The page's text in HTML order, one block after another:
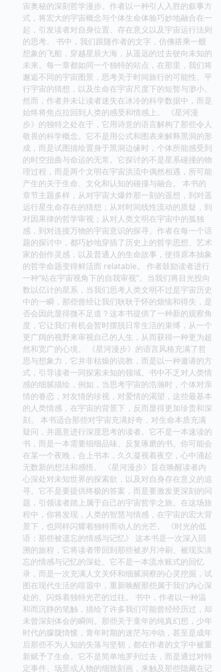
宙奥秘的深刻哲学漫步。作者以一种引人入胜的叙事方
式，将宏大的宇宙概念与个体生命体验巧妙地融合在一
起，引发读者对自身位置、存在意义以及宇宙运行法则
的思考。 书中，我们跟随作者的文字，仿佛搭乘一艘
想象的飞船，穿越星辰大海，从遥远的过去驶向未知的
未来。每一章都如同一个独特的站点，在那里，我们将
邂逅不同的宇宙图景，思考关于时间旅行的可能性、平
行宇宙的猜想，以及生命在宇宙尺度下的短暂与渺小。
然而，作者并未让读者迷失在冰冷的科学数据中，而是
始终将焦点拉回到人类的感受和情感上。 《星河漫
步》的独特之处在于，它用诗意的语言解构了那些令人
敬畏的科学概念。它不是用公式和图表来解释黑洞的形
成，而是试图描绘置身于黑洞边缘时，个体所能感受到
的时空扭曲与命运的无常。它探讨的不是星系碰撞的物
理过程，而是两个文明在宇宙洪流中偶然相遇，所可能
产生的关于生命、文化和认知的碰撞与融合。 本书的
章节主题多样，从对宇宙大爆炸那一刻的遥想，到对遥
远行星生命存在的猜想；从对时间线性流动的质疑，到
对因果律的哲学审视；从对人类文明在宇宙中的孤独
感，到对连接万物的宇宙意识的探寻。作者在每一个话
题的探讨中，都巧妙地穿插了历史上的哲学思想、艺术
家的创作灵感，以及普通人的生命故事，使得原本抽象
的哲学命题变得鲜活而 relatable。 作者鼓励读者进行
一种“站在宇宙视角下的自我审视”。当我们将目光投向
数以亿计的星系，当我们思考人类文明不过是宇宙历史
中的一瞬，那些曾经让我们耿耿于怀的烦恼和得失，是
否会因此显得微不足道？这本书提供了一种新的观察角
度，它让我们有机会暂时摆脱日常生活的束缚，从一个
更广阔的视野来审视自己的人生，从而获得一种更为超
然和宽广的心境。 《星河漫步》的语言风格充满了哲
思与想象力，它并非枯燥的说教，而是以一种邀请的方
式，引导读者一同探索未知的领域。书中不乏对人类情
感的细腻描绘，例如，当思考宇宙的浩瀚时，个体对亲
情的眷恋，对友情的珍视，对爱情的渴望，这些最基本
的人类情感，在宇宙的背景下，反而显得更加珍贵和深
刻。 本书适合那些对宇宙充满好奇，对生命本质充满
疑问，并愿意进行深度思考的读者。它不是一本速读的
书，而是一本需要细细品味、反复琢磨的书。你可能会
在某一个夜晚，合上书本，久久凝视着夜空，心中涌起
无数新的想法和感悟。 《星河漫步》旨在唤醒读者内
心深处对未知世界的探索欲，以及对自身存在意义的追
寻。它不是要提供终极的答案，而是要激发更深刻的问
题，引领读者踏上属于自己的宇宙哲学之旅。在这场旅
程中，你将发现，人类的智慧与情感，在宇宙的宏大背
景下，也同样闪耀着独特而动人的光芒。 《时光的低
语：那些被遗忘的情感与记忆》 这本书是一次深入回
溯的旅程，它将读者带回到那些被岁月冲刷、被现实淡
忘的情感与记忆的深处。它不是一本流水账式的回忆
录，而是一次充满人文关怀和细腻洞察的心灵挖掘，试
图在现代生活的喧嚣中，重新唤醒那些属于我们内心深
处的、闪烁着独特光芒的过往。 书中，作者以一种温
和而沉静的笔触，描绘了许多我们可能曾经经历过，却
未曾深刻体会的瞬间。那些关于童年的纯真幻想，少年
时代的朦胧情愫，青年时期的迷茫与冲动，甚至是成年
后那些不为人知的失落与坚韧，都在作者的文字中被重
新赋予了生命。它不是简单地罗列过去，而是通过对特
定事件、场景或人物的细致刻画，来触及那些隐藏在记